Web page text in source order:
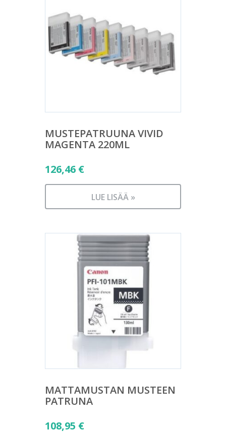
MUSTEPATRUUNA VIVID
MAGENTA 220ML
126,46 €
LUE LISÄÄ »
MATTAMUSTAN MUSTEEN
PATRUNA
108,95 €